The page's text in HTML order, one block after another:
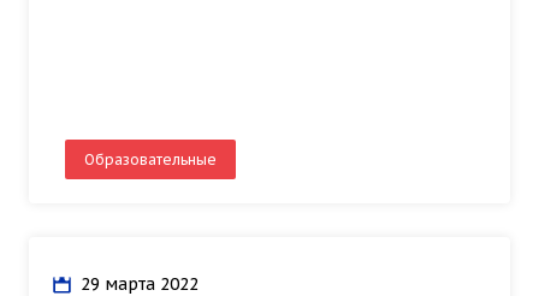
Образовательные
29 марта 2022